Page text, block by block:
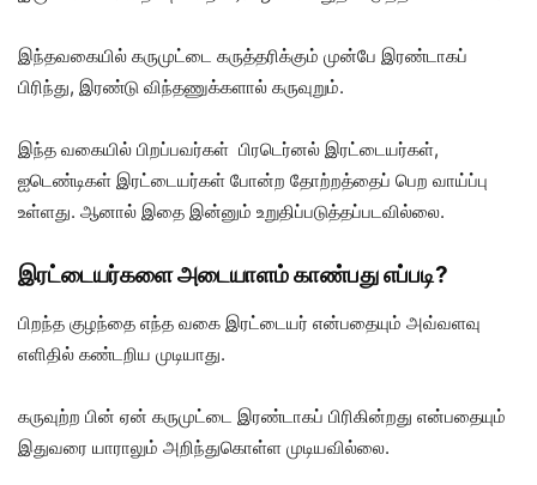
இந்தவகையில் கருமுட்டை கருத்தரிக்கும் முன்பே இரண்டாகப்
பிரிந்து, இரண்டு விந்தணுக்களால் கருவுறும்.
இந்த வகையில் பிறப்பவர்கள் பிரடெர்னல் இரட்டையர்கள்,
ஐடெண்டிகள் இரட்டையர்கள் போன்ற தோற்றத்தைப் பெற வாய்ப்பு
உள்ளது. ஆனால் இதை இன்னும் உறுதிப்படுத்தப்படவில்லை.
இரட்டையர்களை அடையாளம் காண்பது எப்படி?
பிறந்த குழந்தை எந்த வகை இரட்டையர் என்பதையும் அவ்வளவு
எளிதில் கண்டறிய முடியாது.
கருவுற்ற பின் ஏன் கருமுட்டை இரண்டாகப் பிரிகின்றது என்பதையும்
இதுவரை யாராலும் அறிந்துகொள்ள முடியவில்லை.